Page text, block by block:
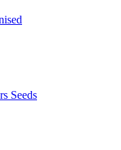
Seeds